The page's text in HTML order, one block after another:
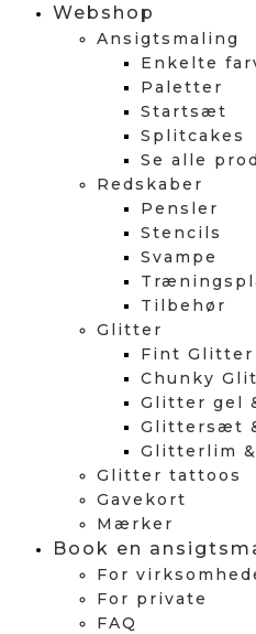
Webshop
Ansigtsmaling
Enkelte
Paletter
Startsæt
Splitcakes
Se alle
Redskaber
Pensler
Stencils
Svampe
Tilbehør
Glitter
Fint Glitter
Chunky
Glitter gel
Glittersæt
Glitterlim
Glitter tattoos
Gavekort
Mærker
Book en
For
For private
FAQ